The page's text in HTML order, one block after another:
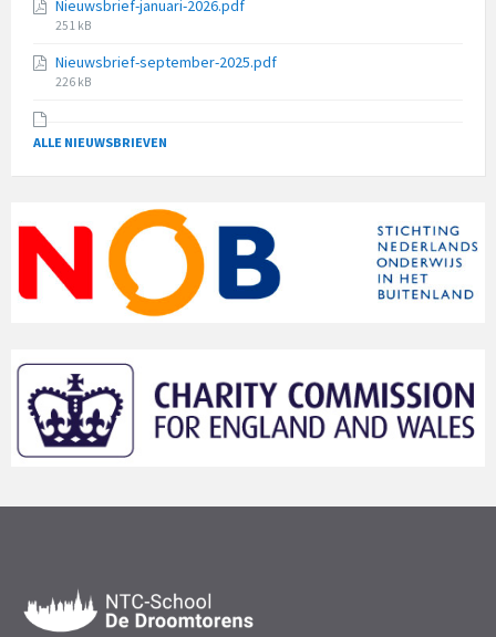
Nieuwsbrief-januari-2026.pdf
File
251 kB
Nieuwsbrief-september-2025.pdf
File
226 kB
ALLE NIEUWSBRIEVEN